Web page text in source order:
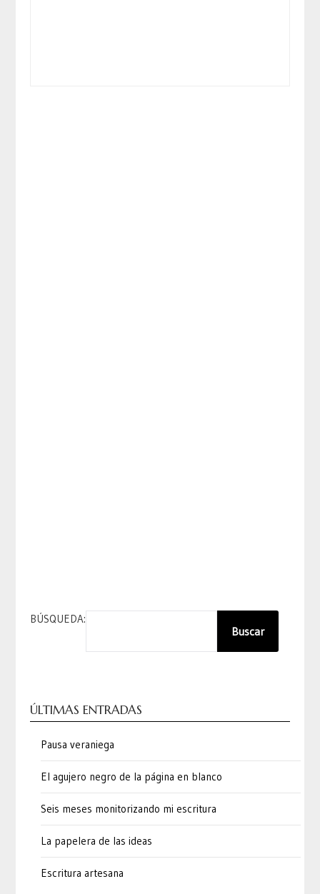
BÚSQUEDA:
Buscar
ÚLTIMAS ENTRADAS
Pausa veraniega
El agujero negro de la página en blanco
Seis meses monitorizando mi escritura
La papelera de las ideas
Escritura artesana